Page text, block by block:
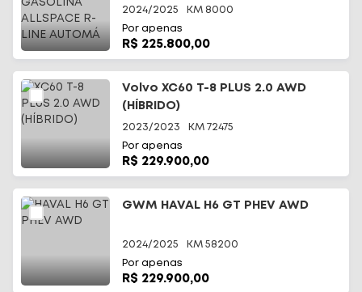
AUTOMÁ
2024/2025 KM 8000
Por apenas
R$ 225.800,00
Volvo XC60 T-8 PLUS 2.0 AWD
(HÍBRIDO)
2023/2023 KM 72475
Por apenas
R$ 229.900,00
GWM HAVAL H6 GT PHEV AWD
2024/2025 KM 58200
Por apenas
R$ 229.900,00